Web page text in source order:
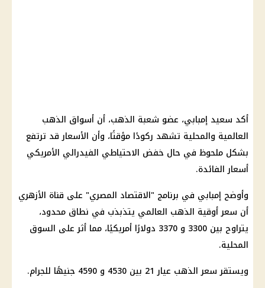
أكد سعيد إمبابي، عضو شعبة الذهب، أن أسواق الذهب
العالمية والمحلية تشهد ركودًا مؤقتًا، وأن الأسعار قد ترتفع
بشكل ملحوظ في حال خفض الاحتياطي الفيدرالي الأمريكي
أسعار الفائدة.
وأوضح إمبابي في برنامج "الاقتصاد المصري" على قناة الأزهري
أن سعر أوقية الذهب العالمي يتذبذب في نطاق محدود،
يتراوح بين 3300 و 3370 دولارًا أمريكيًا، مما أثر على السوق
المحلية.
ويستقرسعر الذهب عيار 21
بين 4530 و 4590 جنيهًا للجرام.